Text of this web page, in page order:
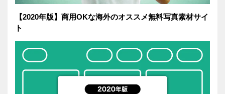
【2020年版】商用OKな海外のオススメ無料写真素材サイ
ト